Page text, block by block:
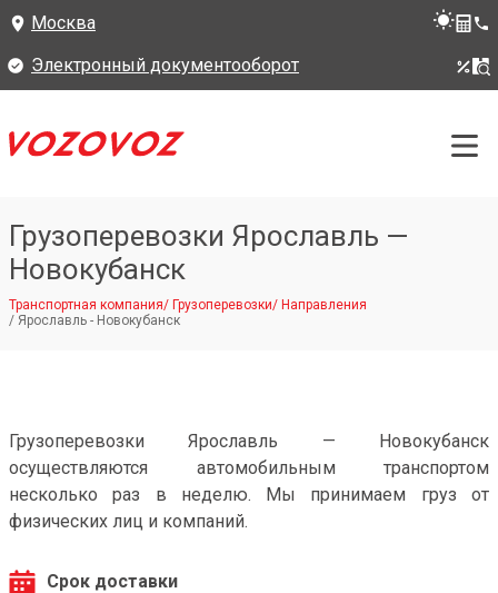
Москва
Электронный документооборот
Грузоперевозки Ярославль —
Новокубанск
Транспортная компания/ Грузоперевозки/ Направления
/ Ярославль - Новокубанск
Грузоперевозки Ярославль — Новокубанск
осуществляются автомобильным транспортом
несколько раз в неделю. Мы принимаем груз от
физических лиц и компаний.
Срок доставки